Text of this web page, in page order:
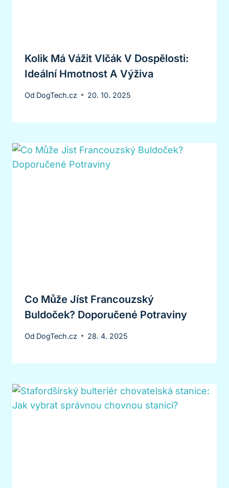
Kolik Má Vážit Vlčák V Dospělosti:
Ideální Hmotnost A Výživa
Od DogTech.cz 20. 10. 2025
Co Může Jíst Francouzský
Buldoček? Doporučené Potraviny
Od DogTech.cz 28. 4. 2025